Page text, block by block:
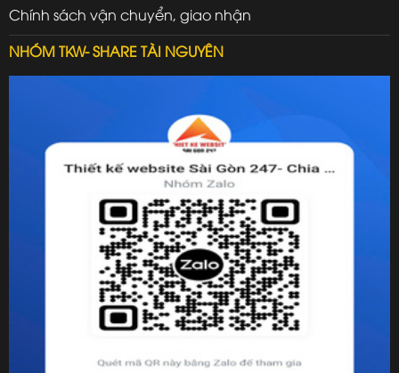
Chính sách vận chuyển, giao nhận
NHÓM TKW- SHARE TÀI NGUYÊN